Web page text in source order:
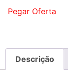
Pegar Oferta
Descrição